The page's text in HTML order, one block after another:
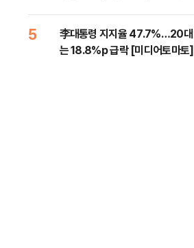
5
李대통령 지지율 47.7%…20대
는 18.8%p 급락 [미디어토마토]